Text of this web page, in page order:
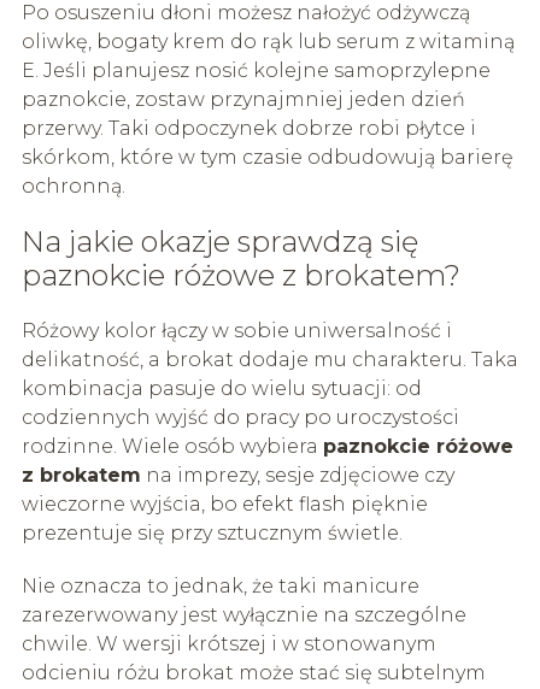
Po osuszeniu dłoni możesz nałożyć odżywczą
oliwkę, bogaty krem do rąk lub serum z witaminą
E. Jeśli planujesz nosić kolejne samoprzylepne
paznokcie, zostaw przynajmniej jeden dzień
przerwy. Taki odpoczynek dobrze robi płytce i
skórkom, które w tym czasie odbudowują barierę
ochronną.
Na jakie okazje sprawdzą się
paznokcie różowe z brokatem?
Różowy kolor łączy w sobie uniwersalność i
delikatność, a brokat dodaje mu charakteru. Taka
kombinacja pasuje do wielu sytuacji: od
codziennych wyjść do pracy po uroczystości
rodzinne. Wiele osób wybiera paznokcie różowe
z brokatem na imprezy, sesje zdjęciowe czy
wieczorne wyjścia, bo efekt flash pięknie
prezentuje się przy sztucznym świetle.
Nie oznacza to jednak, że taki manicure
zarezerwowany jest wyłącznie na szczególne
chwile. W wersji krótszej i w stonowanym
odcieniu różu brokat może stać się subtelnym